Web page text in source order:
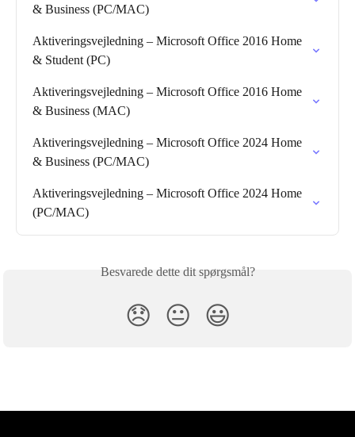
& Business (PC/MAC)
Aktiveringsvejledning – Microsoft Office 2016 Home
& Student (PC)
Aktiveringsvejledning – Microsoft Office 2016 Home
& Business (MAC)
Aktiveringsvejledning – Microsoft Office 2024 Home
& Business (PC/MAC)
Aktiveringsvejledning – Microsoft Office 2024 Home
(PC/MAC)
Besvarede dette dit spørgsmål?
😞 😐 😃